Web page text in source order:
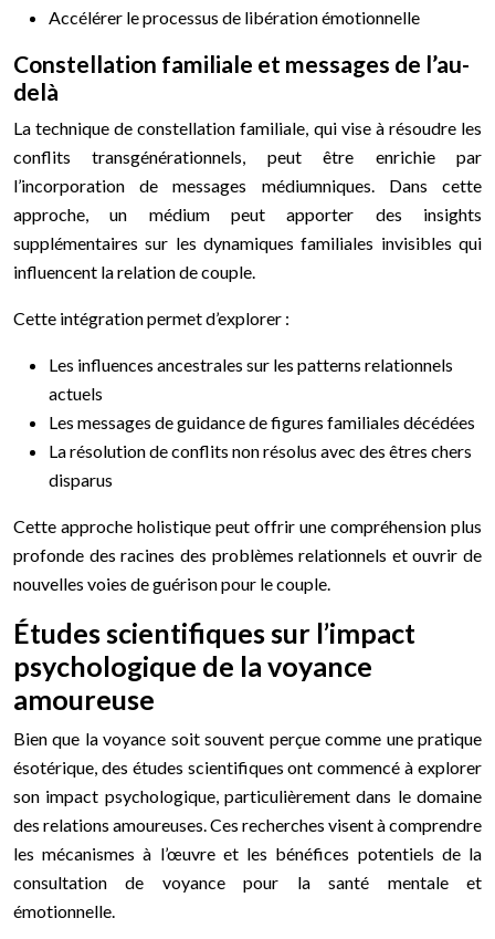
Accélérer le processus de libération émotionnelle
Constellation familiale et messages de l’au-
delà
La technique de constellation familiale, qui vise à résoudre les
conflits transgénérationnels, peut être enrichie par
l’incorporation de messages médiumniques. Dans cette
approche, un médium peut apporter des insights
supplémentaires sur les dynamiques familiales invisibles qui
influencent la relation de couple.
Cette intégration permet d’explorer :
Les influences ancestrales sur les patterns relationnels
actuels
Les messages de guidance de figures familiales décédées
La résolution de conflits non résolus avec des êtres chers
disparus
Cette approche holistique peut offrir une compréhension plus
profonde des racines des problèmes relationnels et ouvrir de
nouvelles voies de guérison pour le couple.
Études scientifiques sur l’impact
psychologique de la voyance
amoureuse
Bien que la voyance soit souvent perçue comme une pratique
ésotérique, des études scientifiques ont commencé à explorer
son impact psychologique, particulièrement dans le domaine
des relations amoureuses. Ces recherches visent à comprendre
les mécanismes à l’œuvre et les bénéfices potentiels de la
consultation de voyance pour la santé mentale et
émotionnelle.